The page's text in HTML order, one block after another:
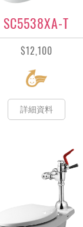
SC5538XA-T
$12,100
詳細資料